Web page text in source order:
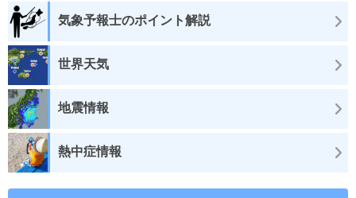
気象予報士のポイント解説
世界天気
地震情報
熱中症情報